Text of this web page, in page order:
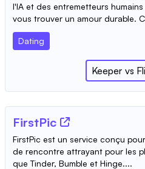
l'IA et des entremetteurs
vous trouver un amour durable.
Dating
Keeper vs
FirstPic
FirstPic est un service conçu
de rencontre attrayant pour les
que Tinder, Bumble et Hinge....